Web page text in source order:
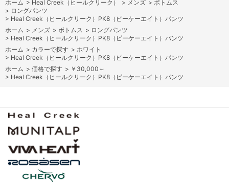
ホーム > Heal Creek（ヒールクリーク） > メンズ > ボトムス
> ロングパンツ
> Heal Creek（ヒールクリーク）PK8（ピーケーエイト）パンツ
ホーム > メンズ > ボトムス > ロングパンツ
> Heal Creek（ヒールクリーク）PK8（ピーケーエイト）パンツ
ホーム > カラーで探す > ホワイト
> Heal Creek（ヒールクリーク）PK8（ピーケーエイト）パンツ
ホーム > 価格で探す > ￥30,000～
> Heal Creek（ヒールクリーク）PK8（ピーケーエイト）パンツ